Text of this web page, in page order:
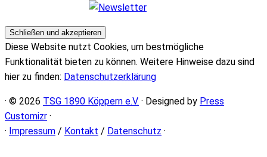
Diese Website nutzt Cookies, um bestmögliche
Funktionalität bieten zu können. Weitere Hinweise dazu sind
hier zu finden: Datenschutzerklärung
· © 2026 TSG 1890 Köppern e.V. · Designed by Press
Customizr ·
· Impressum / Kontakt / Datenschutz ·